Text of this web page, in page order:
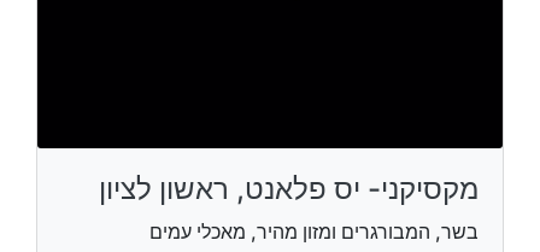
מקסיקני- יס פלאנט, ראשון לציון
בשר, המבורגרים ומזון מהיר, מאכלי עמים